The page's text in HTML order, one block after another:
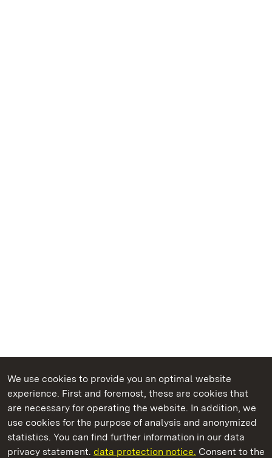
We use cookies to provide you an optimal website
experience. First and foremost, these are cookies that
are necessary for operating the website. In addition, we
use cookies for the purpose of analysis and anonymized
statistics. You can find further information in our data
privacy statement. data protection notice. Consent to the
State Palaces and Gardens of Baden-Wuerttemberg